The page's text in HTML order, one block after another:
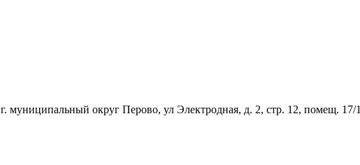
муниципальный округ Перово, ул Электродная, д. 2, стр. 12, помещ. 17/1